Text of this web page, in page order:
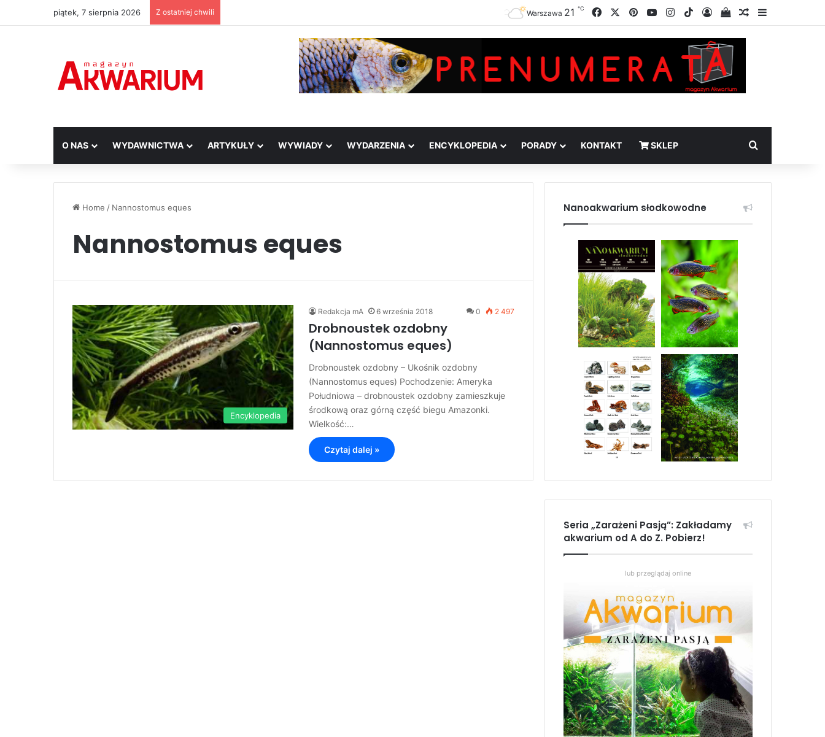
piątek, 7 sierpnia 2026 Z ostatniej chwili Warszawa 21 ℃ FacebookPinterestYouTubeInstagram
TikTokZalogujSprawdź swój
Losowy artykuł
Sidebar
O NAS WYDAWNICTWA ARTYKUŁY WYWIADY WYDARZENIA ENCYKLOPEDIA PORADY KONTAKT SKLEP Szukaj
Home / Nannostomus eques
Nannostomus eques
Encyklopedia
Redakcja mA 6 września 2018 0 2 497
Drobnoustek ozdobny
(Nannostomus eques)
Drobnoustek ozdobny – Ukośnik ozdobny
(Nannostomus eques) Pochodzenie: Ameryka
Południowa – drobnoustek ozdobny zamieszkuje
środkową oraz górną część biegu Amazonki.
Wielkość:…
Czytaj dalej »
Nanoakwarium słodkowodne
Seria „Zarażeni Pasją”: Zakładamy
akwarium od A do Z. Pobierz!
lub przeglądaj online